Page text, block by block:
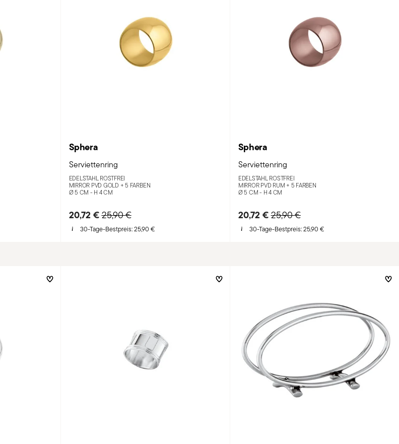
Sphera
Serviettenring
EDELSTAHL ROSTFREI
MIRROR PVD GOLD +5 FARBEN
Ø 5 CM - H 4 CM
20,72 €Price reduced from
25,90 €to
30-Tage-Bestpreis:25,90 €
Sphera
Serviettenring
EDELSTAHL ROSTFREI
MIRROR PVD RUM + 5 FARBEN
Ø 5 CM - H 4 CM
20,72 €Price reduced from
25,90 €to
30-Tage-Bestpreis:25,90 €